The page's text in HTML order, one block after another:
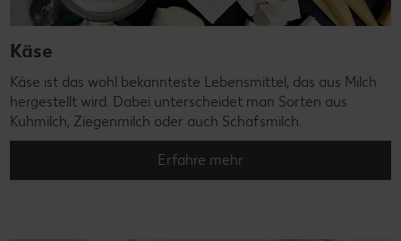
Käse
Käse ist das wohl bekannteste Lebensmittel, das aus Milch
hergestellt wird. Dabei unterscheidet man Sorten aus
Kuhmilch, Ziegenmilch oder auch Schafsmilch.
Erfahre mehr